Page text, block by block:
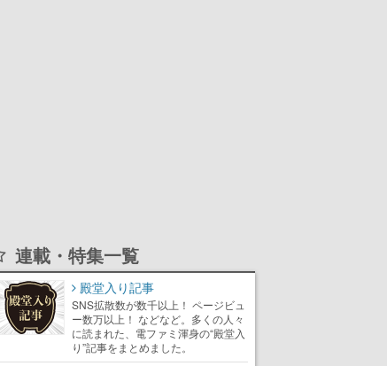
連載・特集一覧
殿堂入り記事
SNS拡散数が数千以上！ ページビュ
ー数万以上！ などなど。多くの人々
に読まれた、電ファミ渾身の“殿堂入
り”記事をまとめました。